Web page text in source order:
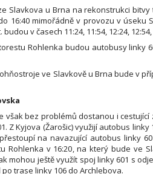
Slavkova u Brna na rekonstrukci
16:40 mimořádně v provozu v úseku
v časech 11:24, 11:54, 12:24, 12:54,
Rohlenka budou autobusy linky
ve Slavkově u Brna bude v
však bez problémů dostanou i
Z Kyjova (Žarošic) využijí autobus
na navazující autobus linky
Rohlenka v 16:20, na který bude ve
mohou ještě využít spoj linky 601 s
trase linky 106 do Archlebova.